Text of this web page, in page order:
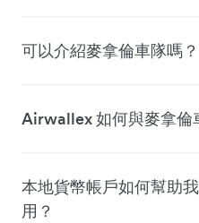
可以介紹麥拿倫車隊嗎？
Airwallex 如何與麥拿倫
本地貨幣帳戶如何幫助
用？